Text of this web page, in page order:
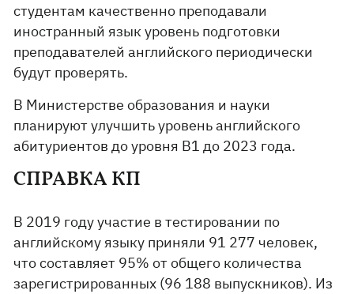
студентам качественно преподавали
иностранный язык уровень подготовки
преподавателей английского периодически
будут проверять.
В Министерстве образования и науки
планируют улучшить уровень английского
абитуриентов до уровня В1 до 2023 года.
СПРАВКА КП
В 2019 году участие в тестировании по
английскому языку приняли 91 277 человек,
что составляет 95% от общего количества
зарегистрированных (96 188 выпускников). Из